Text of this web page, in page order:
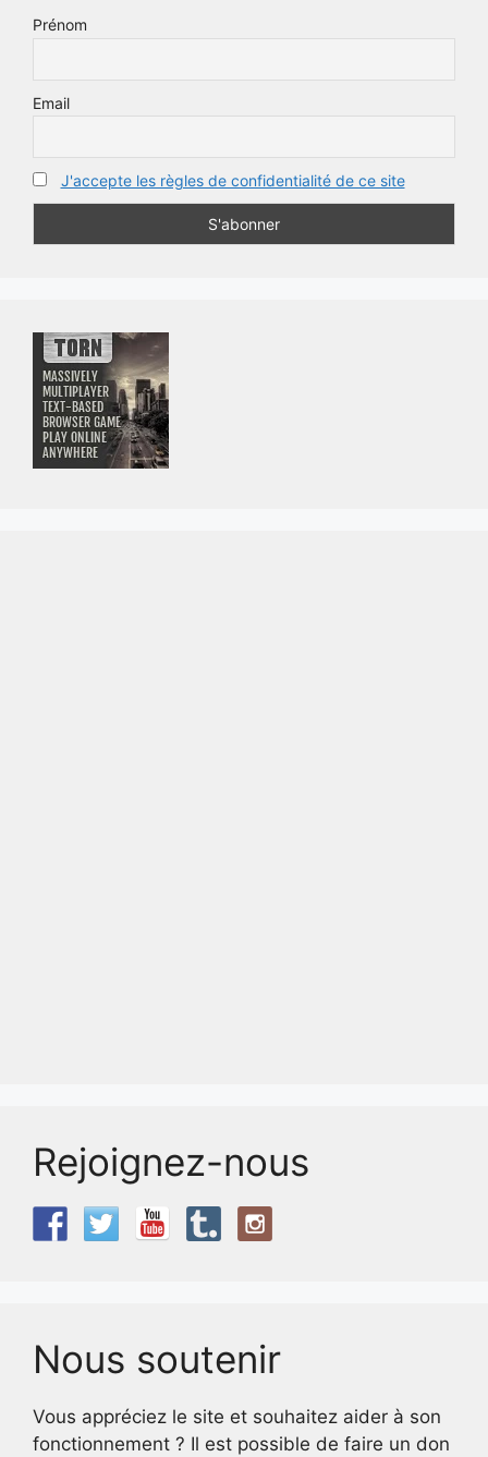
Prénom
Email
J'accepte les règles de confidentialité de ce site
Rejoignez-nous
Nous soutenir
Vous appréciez le site et souhaitez aider à son
fonctionnement ? Il est possible de faire un don